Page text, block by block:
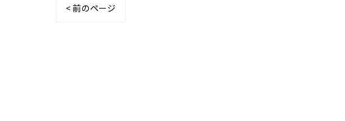
< 前のページ